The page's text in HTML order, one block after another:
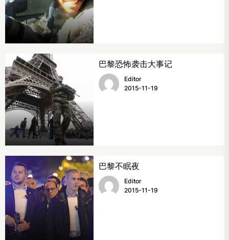
巴黎恐怖袭击大事记
Editor
2015-11-19
巴黎不眠夜
Editor
2015-11-19